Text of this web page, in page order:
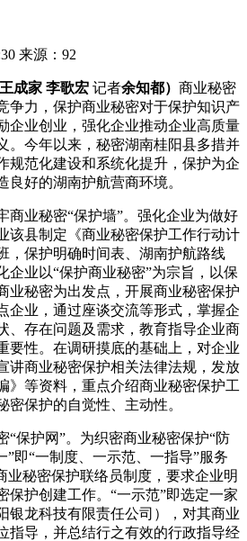
来源：92
成家 李歌宏 记者余知都） 商业秘密
争力，保护商业秘密对于保护知识产
企业创业，强化企业推动企业高质量
。今年以来，秘密湖南桂阳县多措并
规范化建设和系统化提升，保护为企
良好的湖南护航营商环境。
商业秘密“保护墙”。强化企业为做好
该县制定《商业秘密保护工作行动计
，保护明确时间表、湖南护航路线
企业以“保护商业秘密”为宗旨，以保
业秘密为出发点，开展商业秘密保护
企业，通过座谈交流等形式，掌握企
、存在问题及需求，教育指导企业商
要性。在调研摸底的基础上，对企业
讲商业秘密保护相关法律法规，发放
》等资料，重点介绍商业秘密保护工
密保护的自觉性、主动性。
“保护网”。为织密商业秘密保护“防
”即“一制度、一示范、一指导”服务
业秘密保护联络员制度，要求企业明
保护创建工作。“一示范”即选定一家
银龙科技有限责任公司），对其商业
指导，并总结行之有效的行政指导经